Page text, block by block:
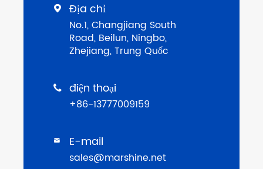
 Địa chỉ
No.1, Changjiang South
Road, Beilun, Ningbo,
Zhejiang, Trung Quốc
 điện thoại
+86-13777009159
 E-mail
sales@marshine.net